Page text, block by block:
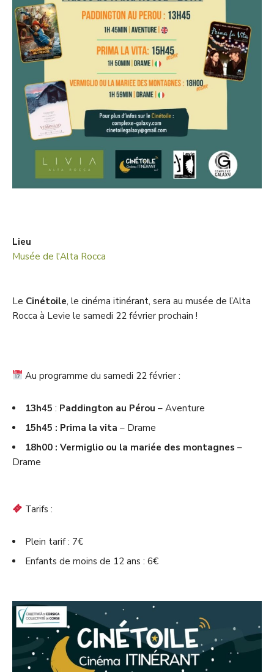
Lieu
Musée de l'Alta Rocca
Le Cinétoile, le cinéma itinérant, sera au musée de l’Alta
Rocca à Levie le samedi 22 février prochain !
Au programme du samedi 22 février :
13h45 : Paddington au Pérou – Aventure
15h45 : Prima la vita – Drame
18h00 : Vermiglio ou la mariée des montagnes –
Drame
Tarifs :
Plein tarif : 7€
Enfants de moins de 12 ans : 6€